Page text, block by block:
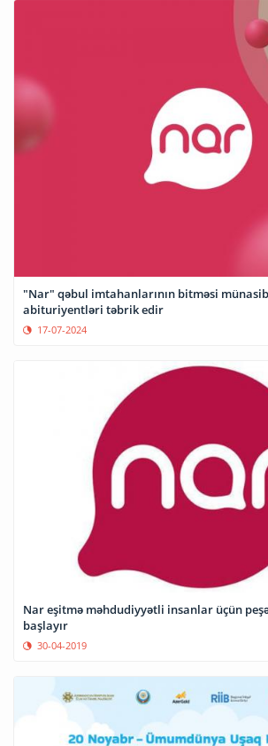
"Nar" qəbul imtahanlarının bitməsi
abituriyentləri təbrik edir
17-07-2024
Nar eşitmə məhdudiyyətli insanlar üçün
başlayır
30-04-2019